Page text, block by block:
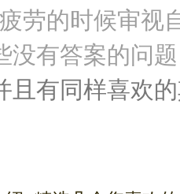
劳的时候审视
没有答案的问
且有同样喜欢